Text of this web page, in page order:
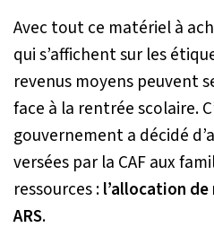
Avec tout ce matériel à
qui s’affichent sur les
revenus moyens peuvent
face à la rentrée scolaire.
gouvernement a décidé
versées par la CAF aux
ressources :l’allocation
ARS.